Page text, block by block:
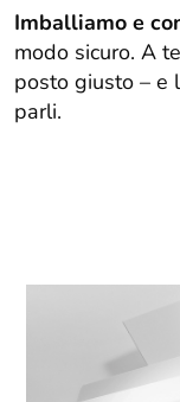
Imballiamo e
modo sicuro. A
posto giusto – e
parli.